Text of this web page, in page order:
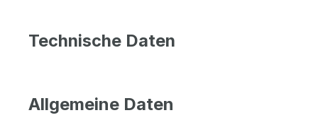
Technische Daten
Allgemeine Daten